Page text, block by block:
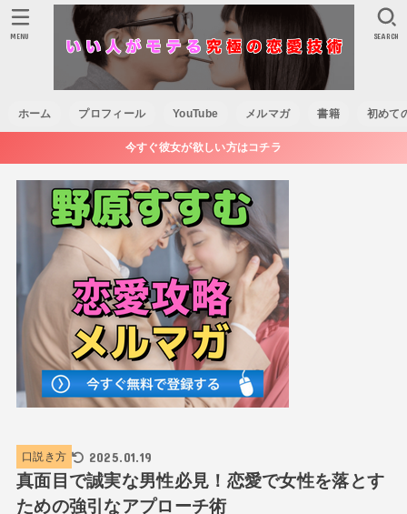
ホーム プロフィール YouTube メルマガ 書籍 初めて
SEARCH
MENU
今すぐ彼女が欲しい方はコチラ
口説き方 2025.01.19
真面目で誠実な男性必見！恋愛で女性を落とす
ための強引なアプローチ術